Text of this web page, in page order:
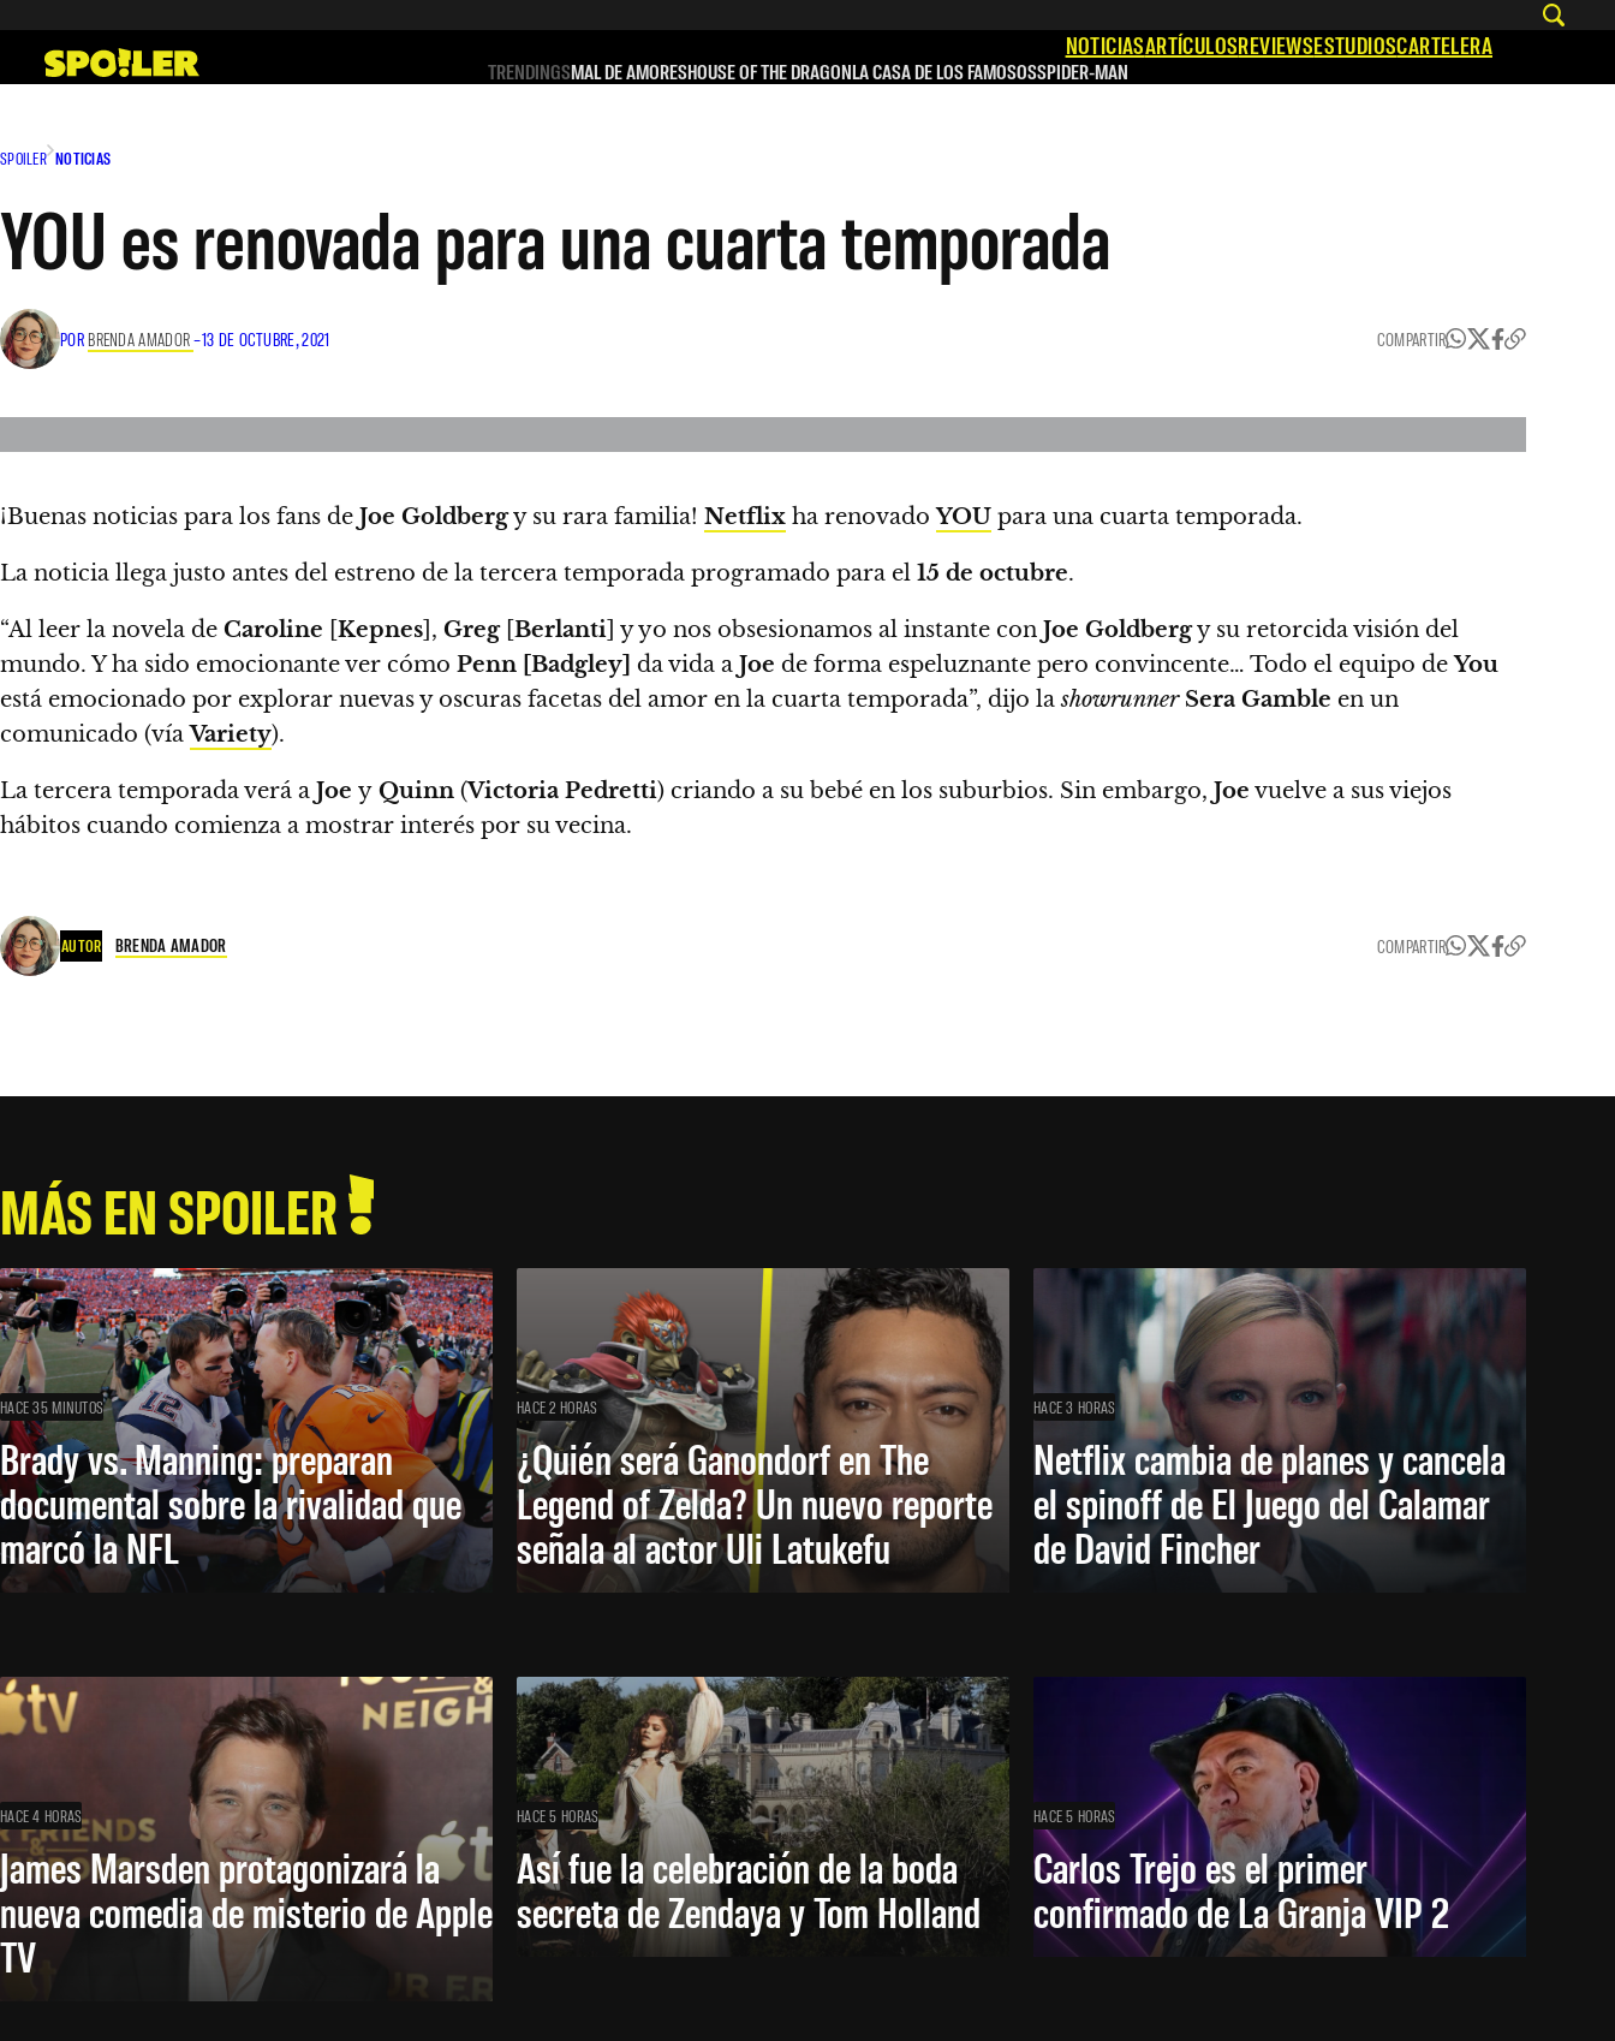
contenido
NOTICIASARTÍCULOSREVIEWSESTUDIOSCARTELERA
TRENDINGSMAL DE AMORESHOUSE OF THE DRAGONLA CASA DE LOS FAMOSOSSPIDER-MAN
SPOILER NOTICIAS
YOU es renovada para una cuarta temporada
POR BRENDA AMADOR–13 DE OCTUBRE, 2021 COMPARTIR
¡Buenas noticias para los fans de Joe Goldbergy su rara familia! Netflix ha renovadoYOU para una cuarta temporada.
La noticia llega justo antes del estreno de la tercera temporada programado para el 15 de octubre.
“Al leer la novela de Caroline Kepnes ], Greg[ Berlanti ] y yo nos obsesionamos al instante con Joe Goldbergy su retorcida visión del
mundo. Y ha sido emocionante ver cómo Penn [Badgley] da vida a Joe de forma espeluznante pero convincente… Todo el equipo deYou
está emocionado por explorar nuevas y oscuras facetas del amor en la cuarta temporada”, dijo lashowrunner Sera Gamble en un
comunicado (víaVariety).
La tercera temporada verá a Joe y Quinn (Victoria Pedretti) criando a su bebé en los suburbios. Sin embargo, Joe vuelve a sus viejos
hábitos cuando comienza a mostrar interés por su vecina.
AUTOR BRENDA AMADOR COMPARTIR
MÁS EN SPOILER
HACE 35 MINUTOS
Brady vs. Manning: preparan
documental sobre la rivalidad que
marcó la NFL
HACE 2 HORAS
¿Quién será Ganondorf en The
Legend of Zelda? Un nuevo reporte
señala al actor Uli Latukefu
HACE 3 HORAS
Netflix cambia de planes y cancela
el spinoff de El Juego del Calamar
de David Fincher
HACE 4 HORAS
James Marsden protagonizará la
nueva comedia de misterio de Apple
TV
HACE 5 HORAS
Así fue la celebración de la boda
secreta de Zendaya y Tom Holland
HACE 5 HORAS
Carlos Trejo es el primer
confirmado de La Granja VIP 2